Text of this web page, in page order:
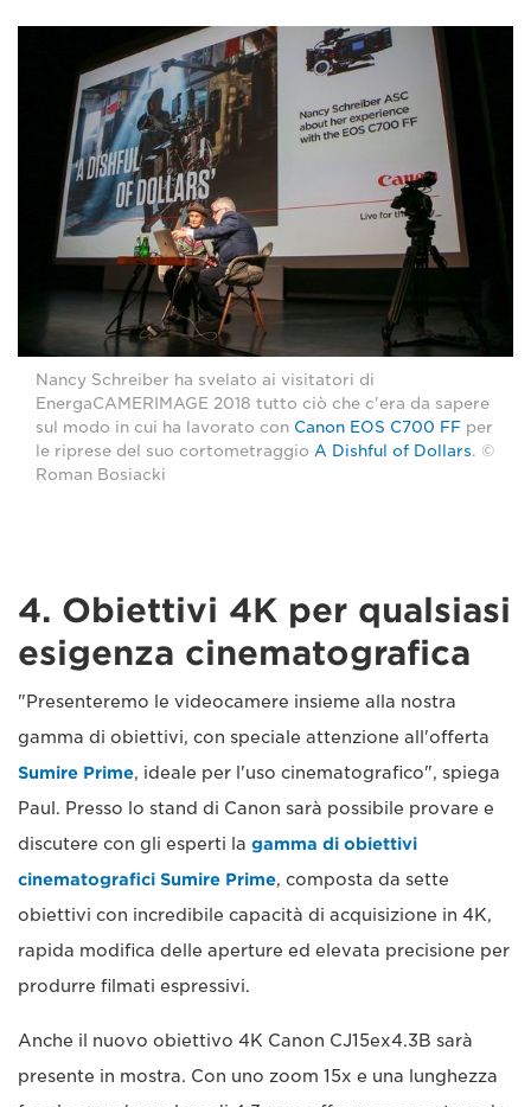
Nancy Schreiber ha svelato ai visitatori di
EnergaCAMERIMAGE 2018 tutto ciò che c'era da sapere
sul modo in cui ha lavorato con Canon EOS C700 FF per
le riprese del suo cortometraggio A Dishful of Dollars. ©
Roman Bosiacki
4. Obiettivi 4K per qualsiasi
esigenza cinematografica
"Presenteremo le videocamere insieme alla nostra
gamma di obiettivi, con speciale attenzione all'offerta
Sumire Prime, ideale per l'uso cinematografico", spiega
Paul. Presso lo stand di Canon sarà possibile provare e
discutere con gli esperti la gamma di obiettivi
cinematografici Sumire Prime, composta da sette
obiettivi con incredibile capacità di acquisizione in 4K,
rapida modifica delle aperture ed elevata precisione per
produrre filmati espressivi.
Anche il nuovo obiettivo 4K Canon CJ15ex4.3B sarà
presente in mostra. Con uno zoom 15x e una lunghezza